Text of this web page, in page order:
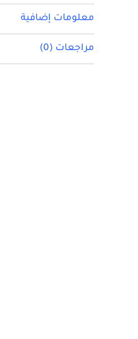
معلومات إضافية
مراجعات (0)